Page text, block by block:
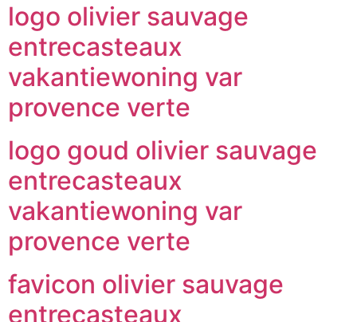
logo olivier sauvage
entrecasteaux
vakantiewoning var
provence verte
logo goud olivier sauvage
entrecasteaux
vakantiewoning var
provence verte
favicon olivier sauvage
entrecasteaux